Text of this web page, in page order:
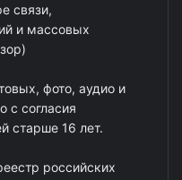
связи,
и массовых
фото, аудио и
с согласия
старше 16 лет.
российских